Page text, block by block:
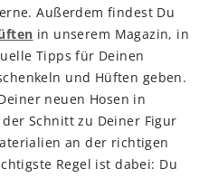
Außerdem findest Du
in unserem Magazin, in
Tipps für Deinen
und Hüften geben.
neuen Hosen in
Schnitt zu Deiner Figur
an der richtigen
Regel ist dabei: Du